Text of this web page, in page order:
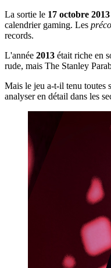
La sortie le 17 octobre 2013
calendrier gaming. Les
records.
L'année 2013 était riche en
rude, mais The Stanley
Mais le jeu a-t-il tenu toutes
analyser en détail dans les